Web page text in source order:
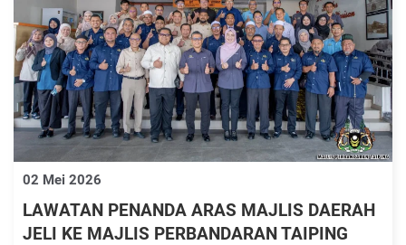
02 Mei 2026
LAWATAN PENANDA ARAS MAJLIS DAERAH
JELI KE MAJLIS PERBANDARAN TAIPING